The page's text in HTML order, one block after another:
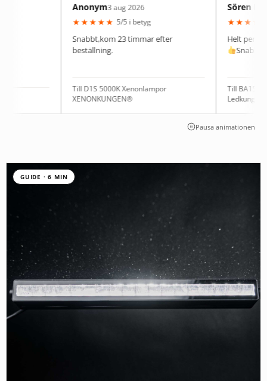
Anonym3 aug 2026
★★ 5/5 i betyg
Snabbt,kom 23 timmar efter
beställning.
Till D1S 5000K Xenonlampor
XENONKUNGEN®
Sören Berg30 jul
★★ 5/5 i
Helt perfekt, lyser
Snabb leverans.
Till BA15s 6V 1.5W
Ledkungen
Pausa animationen
GUIDE · 6 MIN